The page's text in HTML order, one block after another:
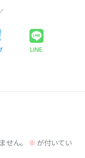
LINE
せん。 ※が付いてい